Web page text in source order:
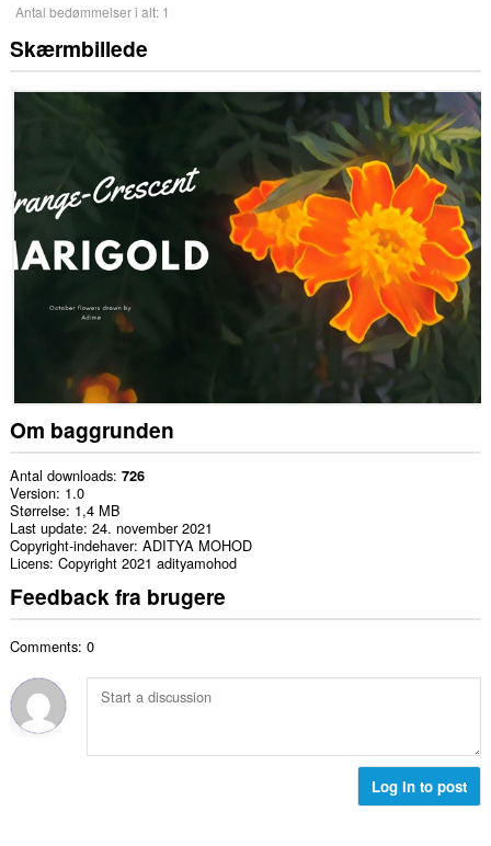
Antal bedømmelser i alt: 1
Skærmbillede
Om baggrunden
Antal downloads 726
Version 1.0
Størrelse 1,4 MB
Last update 24. november 2021
Copyright-indehaver ADITYA MOHOD
Licens Copyright 2021 adityamohod
Feedback fra brugere
Comments: 0
Log in to post